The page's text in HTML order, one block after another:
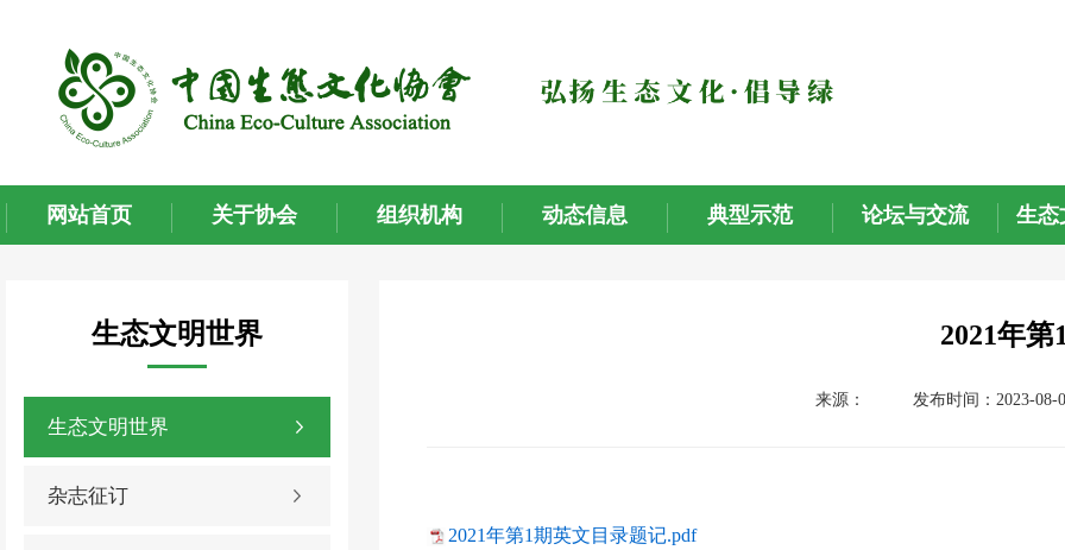
网站首页 关于协会 组织机构 动态信息 典型示范 论坛与交流 生态
生态文明世界
生态文明世界
杂志征订
2021年第
来源： 发布时间：2023-08-
2021年第1期英文目录题记.pdf